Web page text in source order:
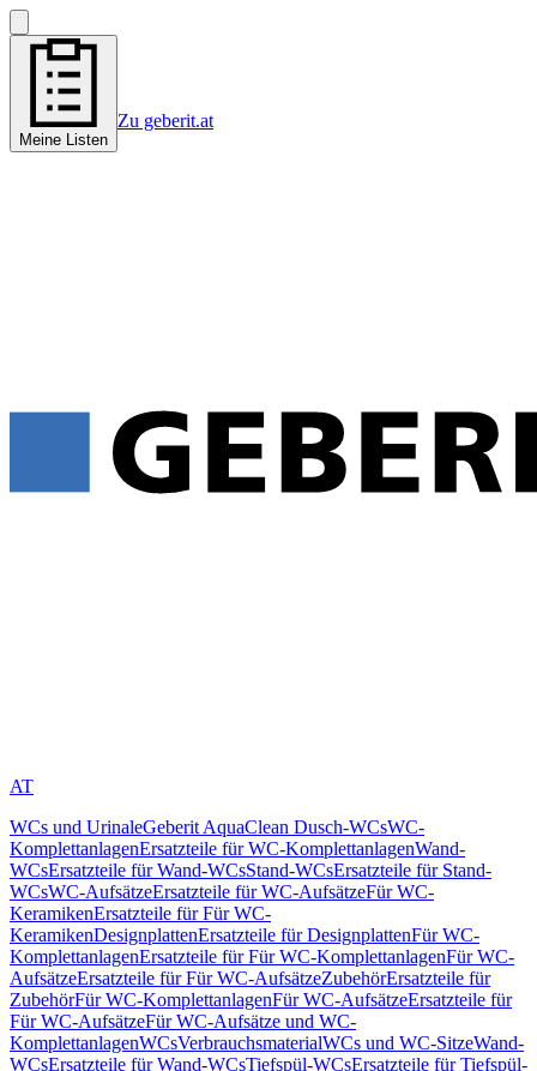
Meine Listen
Zu geberit.at
AT
WCs und UrinaleGeberit AquaClean Dusch-WCsWC-
KomplettanlagenErsatzteile für WC-KomplettanlagenWand-
WCsErsatzteile für Wand-WCsStand-WCsErsatzteile für Stand-
WCsWC-AufsätzeErsatzteile für WC-AufsätzeFür WC-
KeramikenErsatzteile für Für WC-
KeramikenDesignplattenErsatzteile für DesignplattenFür WC-
KomplettanlagenErsatzteile für Für WC-KomplettanlagenFür WC-
AufsätzeErsatzteile für Für WC-AufsätzeZubehörErsatzteile für
ZubehörFür WC-KomplettanlagenFür WC-AufsätzeErsatzteile für
Für WC-AufsätzeFür WC-Aufsätze und WC-
KomplettanlagenWCsVerbrauchsmaterialWCs und WC-SitzeWand-
WCsErsatzteile für Wand-WCsTiefspül-WCsErsatzteile für Tiefspül-